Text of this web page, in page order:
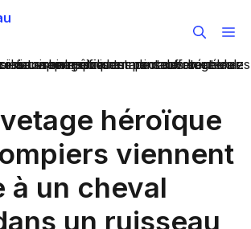
héroïque
viennent
à un cheval
un ruisseau